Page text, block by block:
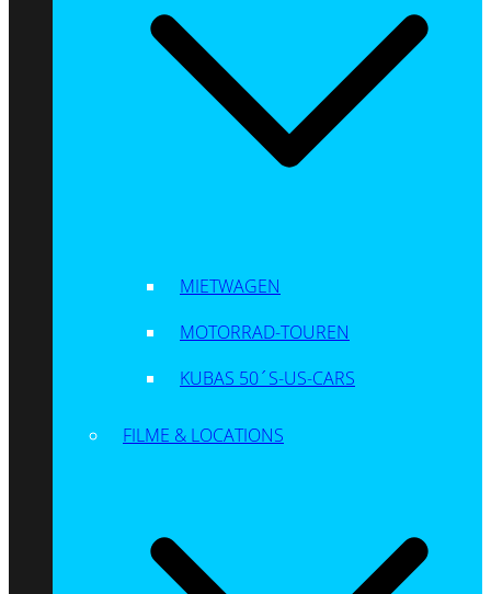
MIETWAGEN
MOTORRAD-TOUREN
KUBAS 50´S-US-CARS
FILME & LOCATIONS